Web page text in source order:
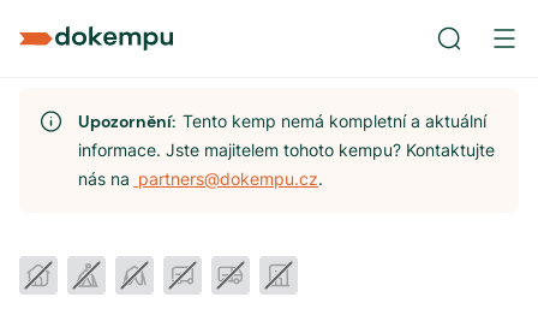
Upozornění:Tento kemp nemá kompletní a aktuální
informace. Jste majitelem tohoto kempu? Kontaktujte
nás na partners@dokempu.cz.